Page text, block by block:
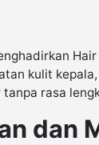
kulit
rasa
dan